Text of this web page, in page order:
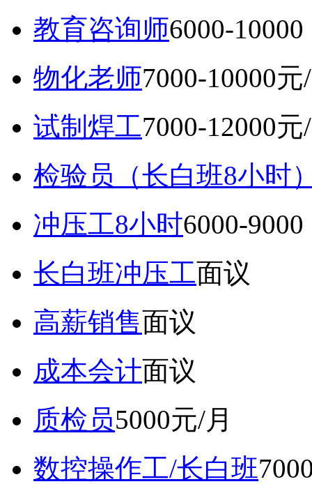
教育咨询师6000-
物化老师7000-10000元
试制焊工7000-12000元
检验员（长白班8小时
冲压工8小时6000-
长白班冲压工面议
高薪销售面议
成本会计面议
质检员5000元/月
数控操作工/长白班